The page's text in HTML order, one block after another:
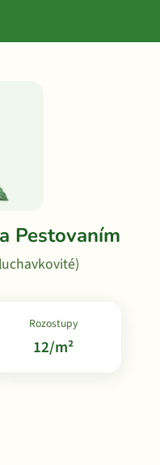
Pestovaním
Rozostupy
12/m²